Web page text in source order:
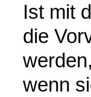
Ist mit
die
wenn